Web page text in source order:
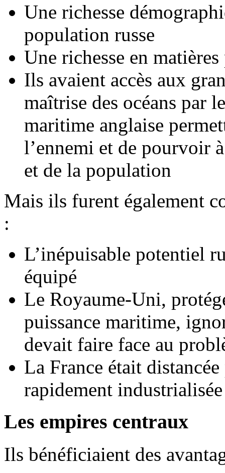
Une richesse
population russe
Une richesse en
Ils avaient accès aux
maîtrise des océans par
maritime anglaise
l’ennemi et de pourvoir
et de la population
Mais ils furent également
:
L’inépuisable potentiel
équipé
Le Royaume-Uni,
puissance maritime,
devait faire face au
La France était
rapidement
Les empires centraux
Ils bénéficiaient des